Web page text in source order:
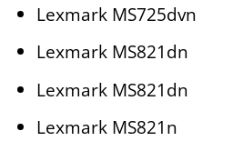
Lexmark MS725dvn
Lexmark MS821dn
Lexmark MS821dn
Lexmark MS821n